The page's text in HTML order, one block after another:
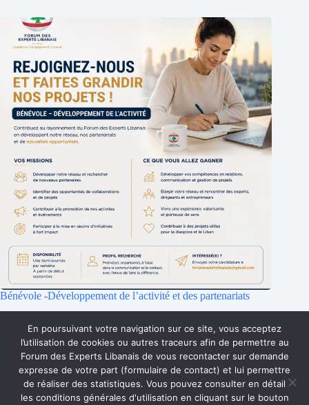
Bénévole -Développement de l’activité et des partenariats
Accueil Qui sommes-nous ?
Faire un don
Accès Membres
Rejoignez-nous
Mentions Légales
Contact
Copyright © 2026 Forum des Experts Libanais.
En poursuivant votre navigation sur ce site, vous acceptez
l’utilisation de cookies ou autres traceurs afin de permettre au
Forum des Experts Libanais de vous recontacter sur demande
expresse de votre part (formulaire de contact) et lui permettre
de réaliser des statistiques. Vous pouvez consulter en détail
les conditions générales d'utilisation en cliquant sur le bouton